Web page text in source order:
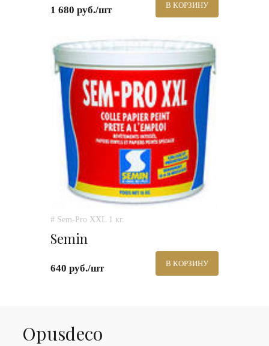
1 680 руб./шт В КОРЗИНУ
# Sem-Pro XXL 1 кг.
Semin
640 руб./шт В КОРЗИНУ
Оpusdeco